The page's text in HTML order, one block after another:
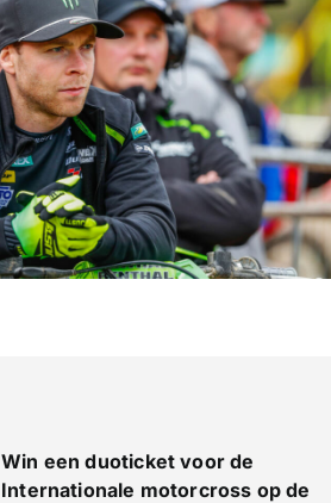
Win een duoticket voor de
Internationale motorcross op de